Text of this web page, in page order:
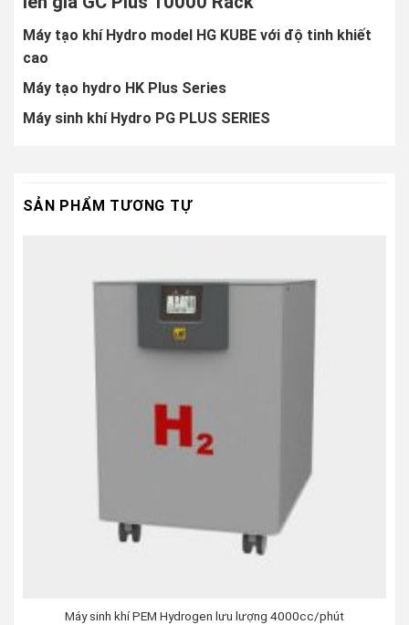
Máy tạo khí Hydro model HG KUBE với độ tinh khiết
cao
Máy tạo hydro HK Plus Series
Máy sinh khí Hydro PG PLUS SERIES
SẢN PHẨM TƯƠNG TỰ
Máy sinh khí PEM Hydrogen lưu lượng 4000cc/phút